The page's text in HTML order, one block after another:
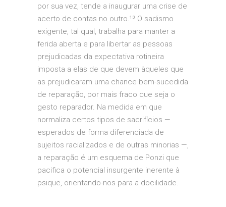
por sua vez, tende a inaugurar uma crise de
acerto de contas no outro.¹³ O sadismo
exigente, tal qual, trabalha para manter a
ferida aberta e para libertar as pessoas
prejudicadas da expectativa rotineira
imposta a elas de que devem àqueles que
as prejudicaram uma chance bem-sucedida
de reparação, por mais fraco que seja o
gesto reparador. Na medida em que
normaliza certos tipos de sacrifícios —
esperados de forma diferenciada de
sujeitos racializados e de outras minorias —,
a reparação é um esquema de Ponzi que
pacifica o potencial insurgente inerente à
psique, orientando-nos para a docilidade.